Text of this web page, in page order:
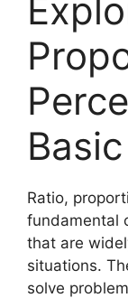
Ratio,
fundamental
that are
situations.
solve